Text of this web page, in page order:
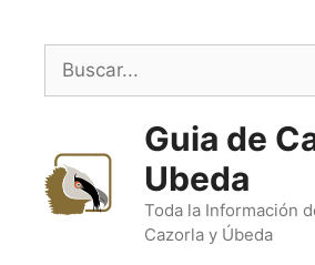
contenido
Buscar:
Guia de
Ubeda
Toda la Información
Cazorla y Úbeda